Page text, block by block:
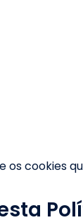
os cookies